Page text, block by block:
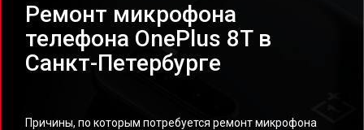
Ремонт микрофона
телефона OnePlus 8T в
Санкт-Петербурге
Причины, по которым потребуется ремонт микрофона